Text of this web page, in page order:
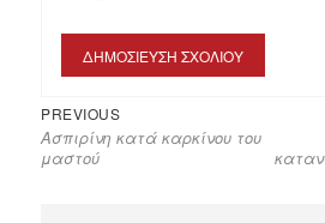
PREVIOUS
Ασπιρίνη κατά καρκίνου του
μαστού